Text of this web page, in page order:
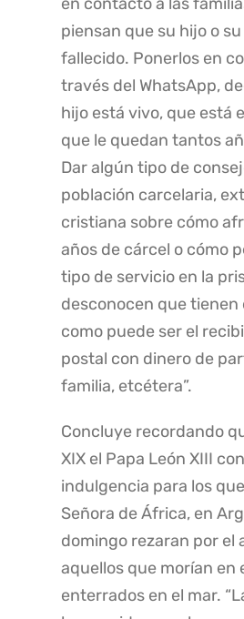
piensan que su hijo o
fallecido. Ponerlos en
través del WhatsApp,
hijo está vivo, que está
que le quedan tantos
Dar algún tipo de
población carcelaria,
cristiana sobre cómo
años de cárcel o cómo
tipo de servicio en la
desconocen que tienen
como puede ser el
postal con dinero de
familia, etcétera”.
Concluye recordando
XIX el Papa León XIII
indulgencia para los
Señora de África, en
domingo rezaran por el
aquellos que morían en
enterrados en el mar.